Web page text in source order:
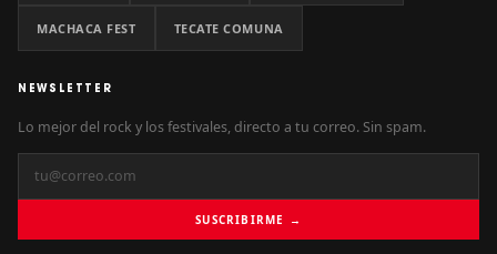
MACHACA FEST TECATE COMUNA
NEWSLETTER
Lo mejor del rock y los festivales, directo a tu correo. Sin spam.
SUSCRIBIRME →